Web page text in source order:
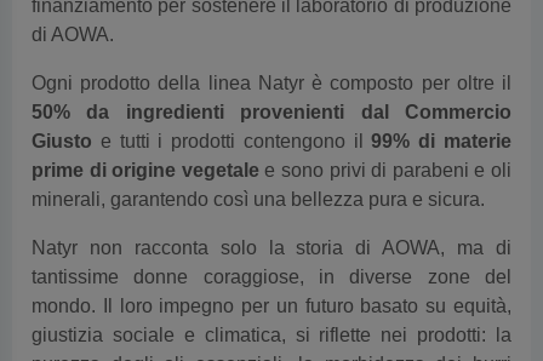
finanziamento per sostenere il laboratorio di produzione
di AOWA.
Ogni prodotto della linea Natyr è composto per oltre il
50% da ingredienti provenienti dal Commercio
Giusto e tutti i prodotti contengono il99% di materie
prime di origine vegetalee sono privi di parabeni e oli
minerali, garantendo così una bellezza pura e sicura.
Natyr non racconta solo la storia di AOWA, ma di
tantissime donne coraggiose, in diverse zone del
mondo. Il loro impegno per un futuro basato su equità,
giustizia sociale e climatica, si riflette nei prodotti: la